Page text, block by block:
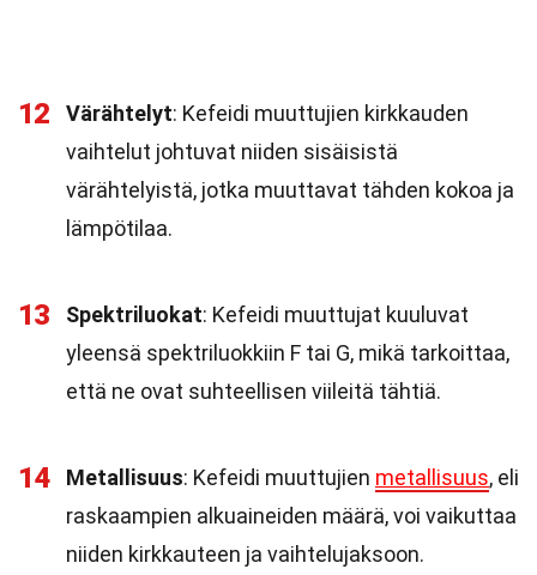
12 Värähtelyt: Kefeidi muuttujien kirkkauden
vaihtelut johtuvat niiden sisäisistä
värähtelyistä, jotka muuttavat tähden kokoa ja
lämpötilaa.
13 Spektriluokat: Kefeidi muuttujat kuuluvat
yleensä spektriluokkiin F tai G, mikä tarkoittaa,
että ne ovat suhteellisen viileitä tähtiä.
14 Metallisuus: Kefeidi muuttujien metallisuus, eli
raskaampien alkuaineiden määrä, voi vaikuttaa
niiden kirkkauteen ja vaihtelujaksoon.